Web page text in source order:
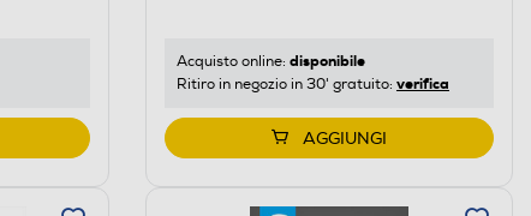
Acquisto online: disponibile
Ritiro in negozio in 30' gratuito: verifica
AGGIUNGI